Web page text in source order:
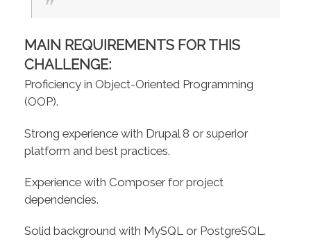
MAIN REQUIREMENTS FOR THIS
CHALLENGE:
Proficiency in Object-Oriented Programming
(OOP).
Strong experience with Drupal 8 or superior
platform and best practices.
Experience with Composer for project
dependencies.
Solid background with MySQL or PostgreSQL.